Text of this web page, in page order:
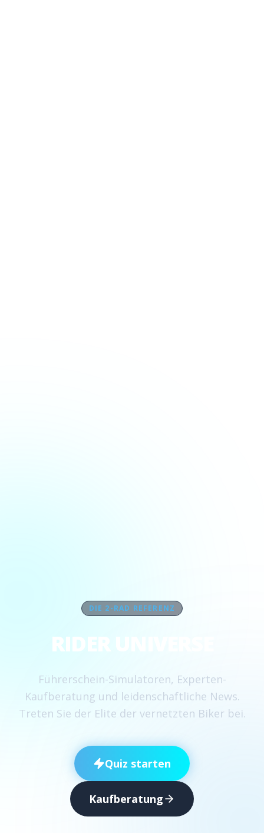
DIE 2-RAD REFERENZ
RIDER UNIVERSE
Führerschein-Simulatoren, Experten-
Kaufberatung und leidenschaftliche News.
Treten Sie der Elite der vernetzten Biker bei.
Quiz starten
Kaufberatung